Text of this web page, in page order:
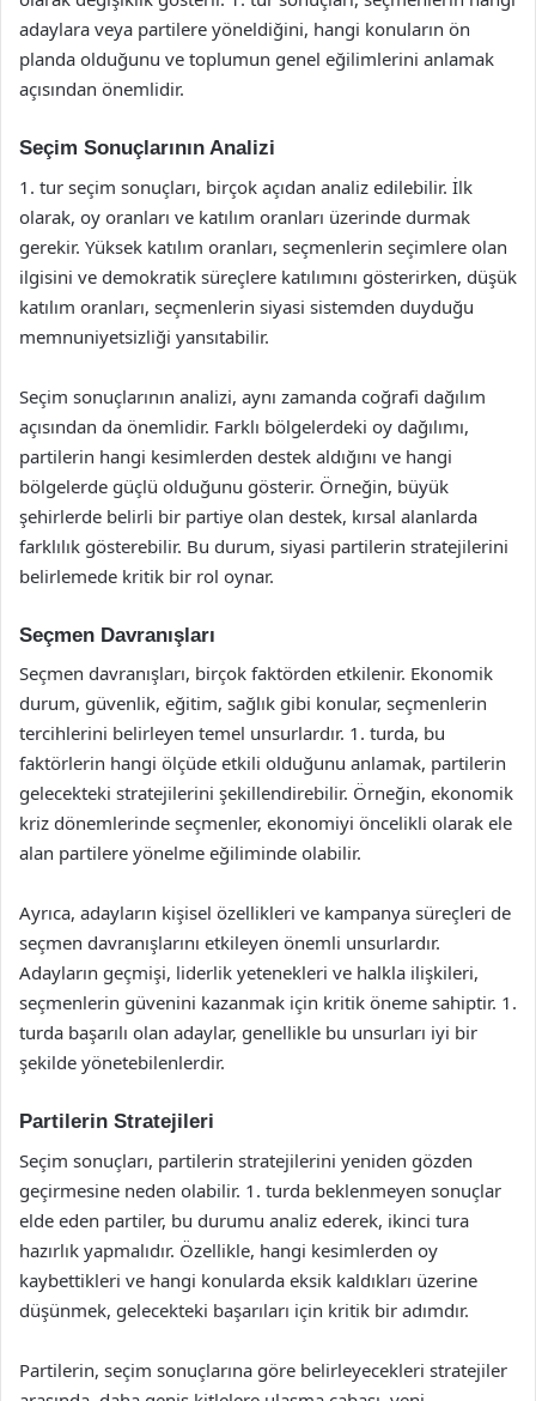
adaylara veya partilere yöneldiğini, hangi konuların ön
planda olduğunu ve toplumun genel eğilimlerini anlamak
açısından önemlidir.
Seçim Sonuçlarının Analizi
1. tur seçim sonuçları, birçok açıdan analiz edilebilir. İlk
olarak, oy oranları ve katılım oranları üzerinde durmak
gerekir. Yüksek katılım oranları, seçmenlerin seçimlere olan
ilgisini ve demokratik süreçlere katılımını gösterirken, düşük
katılım oranları, seçmenlerin siyasi sistemden duyduğu
memnuniyetsizliği yansıtabilir.
Seçim sonuçlarının analizi, aynı zamanda coğrafi dağılım
açısından da önemlidir. Farklı bölgelerdeki oy dağılımı,
partilerin hangi kesimlerden destek aldığını ve hangi
bölgelerde güçlü olduğunu gösterir. Örneğin, büyük
şehirlerde belirli bir partiye olan destek, kırsal alanlarda
farklılık gösterebilir. Bu durum, siyasi partilerin stratejilerini
belirlemede kritik bir rol oynar.
Seçmen Davranışları
Seçmen davranışları, birçok faktörden etkilenir. Ekonomik
durum, güvenlik, eğitim, sağlık gibi konular, seçmenlerin
tercihlerini belirleyen temel unsurlardır. 1. turda, bu
faktörlerin hangi ölçüde etkili olduğunu anlamak, partilerin
gelecekteki stratejilerini şekillendirebilir. Örneğin, ekonomik
kriz dönemlerinde seçmenler, ekonomiyi öncelikli olarak ele
alan partilere yönelme eğiliminde olabilir.
Ayrıca, adayların kişisel özellikleri ve kampanya süreçleri de
seçmen davranışlarını etkileyen önemli unsurlardır.
Adayların geçmişi, liderlik yetenekleri ve halkla ilişkileri,
seçmenlerin güvenini kazanmak için kritik öneme sahiptir. 1.
turda başarılı olan adaylar, genellikle bu unsurları iyi bir
şekilde yönetebilenlerdir.
Partilerin Stratejileri
Seçim sonuçları, partilerin stratejilerini yeniden gözden
geçirmesine neden olabilir. 1. turda beklenmeyen sonuçlar
elde eden partiler, bu durumu analiz ederek, ikinci tura
hazırlık yapmalıdır. Özellikle, hangi kesimlerden oy
kaybettikleri ve hangi konularda eksik kaldıkları üzerine
düşünmek, gelecekteki başarıları için kritik bir adımdır.
Partilerin, seçim sonuçlarına göre belirleyecekleri stratejiler